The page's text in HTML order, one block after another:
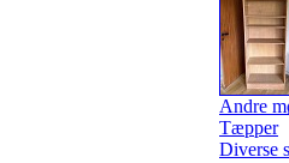
Andre
Tæpper
Diverse